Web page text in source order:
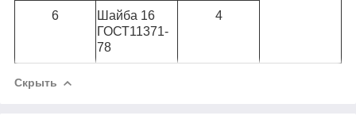
6
Шайба 16
ГОСТ11371-
78
4
Скрыть